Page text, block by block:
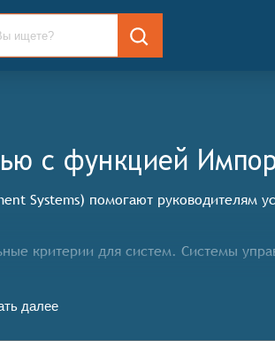
c функцией
Systems) помогают руководителям
критерии для систем. Системы
таких как количественные и
далее